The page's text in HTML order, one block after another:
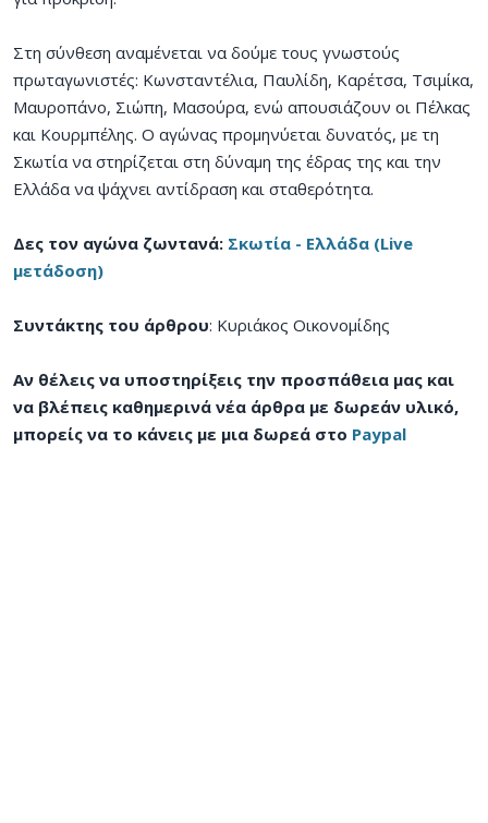
Στη σύνθεση αναμένεται να δούμε τους γνωστούς
πρωταγωνιστές: Κωνσταντέλια, Παυλίδη, Καρέτσα, Τσιμίκα,
Μαυροπάνο, Σιώπη, Μασούρα, ενώ απουσιάζουν οι Πέλκας
και Κουρμπέλης. Ο αγώνας προμηνύεται δυνατός, με τη
Σκωτία να στηρίζεται στη δύναμη της έδρας της και την
Ελλάδα να ψάχνει αντίδραση και σταθερότητα.
Δες τον αγώνα ζωντανά: Σκωτία - Ελλάδα (Live
μετάδοση)
Συντάκτης του άρθρου: Κυριάκος Οικονομίδης
Αν θέλεις να υποστηρίξεις την προσπάθεια μας και
να βλέπεις καθημερινά νέα άρθρα με δωρεάν υλικό,
μπορείς να το κάνεις με μια δωρεά στο Paypal